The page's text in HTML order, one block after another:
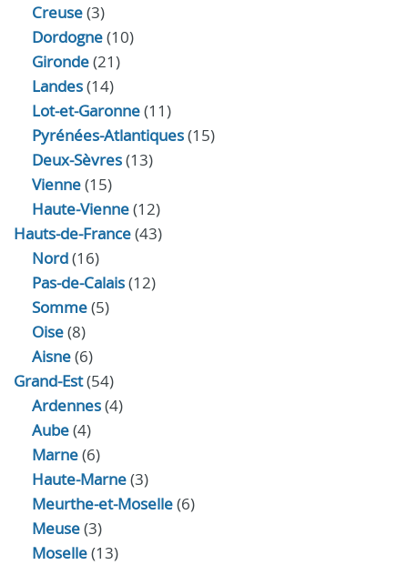
Creuse(3)
Dordogne(10)
Gironde(21)
Landes(14)
Lot-et-Garonne(11)
Pyrénées-Atlantiques(15)
Deux-Sèvres(13)
Vienne(15)
Haute-Vienne(12)
Hauts-de-France(43)
Nord(16)
Pas-de-Calais(12)
Somme(5)
Oise(8)
Aisne(6)
Grand-Est(54)
Ardennes(4)
Aube(4)
Marne(6)
Haute-Marne(3)
Meurthe-et-Moselle(6)
Meuse(3)
Moselle(13)